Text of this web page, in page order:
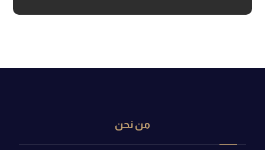
من نحن